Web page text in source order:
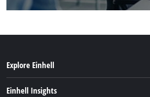
Explore Einhell
Einhell Insights